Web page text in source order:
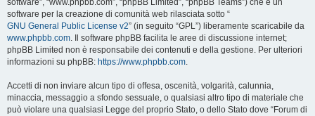
software”, “www.phpbb.com”, “phpBB Limited”, “phpBB Teams”) che è un
software per la creazione di comunità web rilasciata sotto “
GNU General Public License v2” (in seguito “GPL”) liberamente scaricabile da
www.phpbb.com. Il software phpBB facilita le aree di discussione internet;
phpBB Limited non è responsabile dei contenuti e della gestione. Per ulteriori
informazioni su phpBB: https://www.phpbb.com.
Accetti di non inviare alcun tipo di offesa, oscenità, volgarità, calunnia,
minaccia, messaggio a sfondo sessuale, o qualsiasi altro tipo di materiale che
può violare una qualsiasi Legge del proprio Stato, o dello Stato dove “Forum di